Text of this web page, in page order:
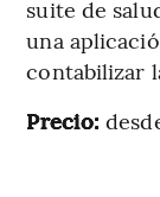
suite de
una
contabilizar
Precio: